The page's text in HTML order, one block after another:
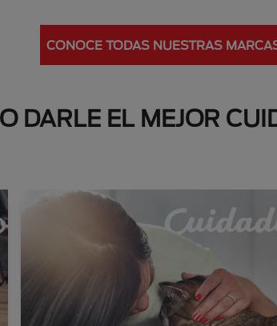
CONOCE TODAS NUESTRAS
DARLE EL MEJOR